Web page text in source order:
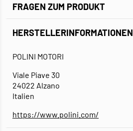
FRAGEN ZUM PRODUKT
HERSTELLERINFORMATIONEN
POLINI MOTORI
Viale Piave 30
24022 Alzano
Italien
https://www.polini.com/